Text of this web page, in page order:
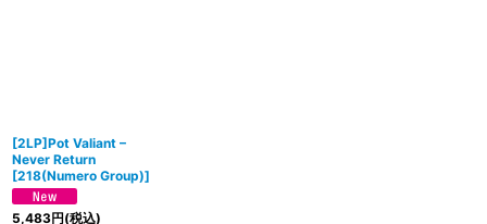
[2LP]Pot Valiant –
Never Return
[218(Numero Group)]
5,483円(税込)